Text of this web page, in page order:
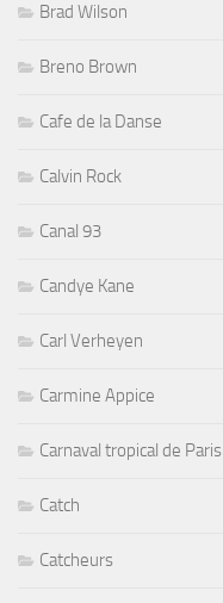
Brad Wilson
Breno Brown
Cafe de la Danse
Calvin Rock
Canal 93
Candye Kane
Carl Verheyen
Carmine Appice
Carnaval tropical de Paris
Catch
Catcheurs